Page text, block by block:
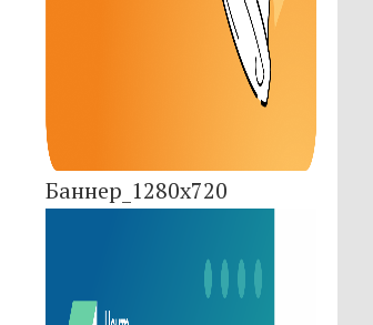
Баннер_1280x720